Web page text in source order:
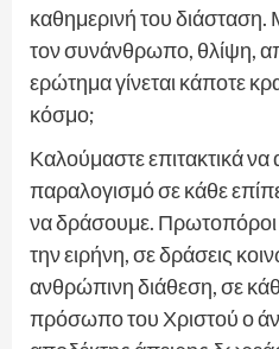
καθημερινή του διάσταση.
τον συνάνθρωπο, θλίψη,
ερώτημα γίνεται κάποτε
κόσμο;
Καλούμαστε επιτακτικά
παραλογισμό σε κάθε
να δράσουμε. Πρωτοπόροι
την ειρήνη, σε δράσεις
ανθρώπινη διάθεση, σε
πρόσωπο του Χριστού ο